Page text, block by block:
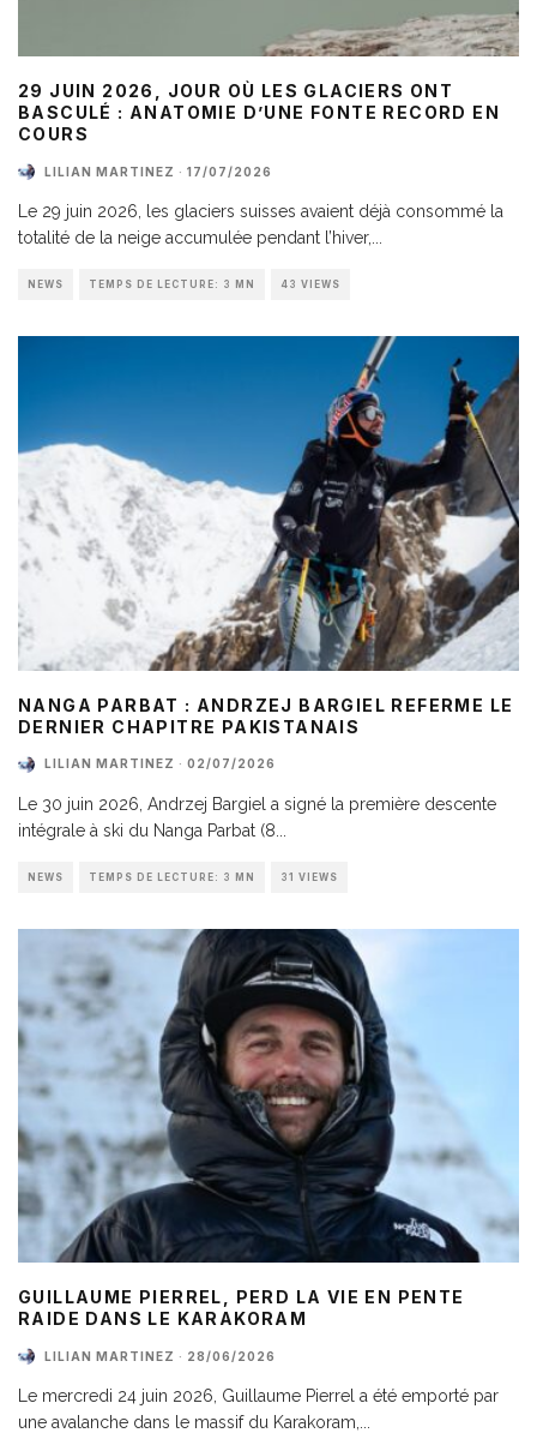
29 JUIN 2026, JOUR OÙ LES GLACIERS ONT
BASCULÉ : ANATOMIE D’UNE FONTE RECORD EN
COURS
LILIAN MARTINEZ · 17/07/2026
Le 29 juin 2026, les glaciers suisses avaient déjà consommé la
totalité de la neige accumulée pendant l’hiver,
NEWS TEMPS DE LECTURE: 3 MN 43 VIEWS
NANGA PARBAT : ANDRZEJ BARGIEL REFERME LE
DERNIER CHAPITRE PAKISTANAIS
LILIAN MARTINEZ · 02/07/2026
Le 30 juin 2026, Andrzej Bargiel a signé la première descente
intégrale à ski du Nanga Parbat (8
NEWS TEMPS DE LECTURE: 3 MN 31 VIEWS
GUILLAUME PIERREL, PERD LA VIE EN PENTE
RAIDE DANS LE KARAKORAM
LILIAN MARTINEZ · 28/06/2026
Le mercredi 24 juin 2026, Guillaume Pierrel a été emporté par
une avalanche dans le massif du Karakoram,...